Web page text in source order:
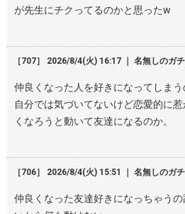
が先生にチクってるのかと思ったw
［707］ 2026/8/4(火) 16:17 ｜ 名無しのガ
仲良くなった人を好きになってしまう
自分では気づいてないけど恋愛的に
くなろうと動いて友達になるのか。
［706］ 2026/8/4(火) 15:51 ｜ 名無しのガ
仲良くなった友達好きになっちゃう